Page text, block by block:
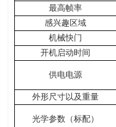
最高帧率
感兴趣区域
机械快门
开机启动时间
供电电源
外形尺寸以及重量
光学参数（标配）